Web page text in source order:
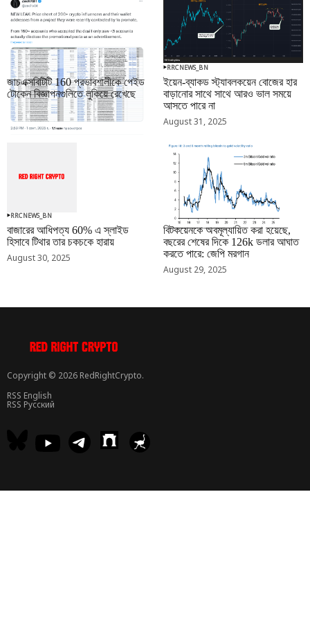
RRCNEWS_BN
জাচএক্সবিটিটি 160 প্রভাবশালীকে পেইড
টোকেন বিজ্ঞাপনগুলিতে লুকিয়ে রেখেছে
September 01, 2025
RRCNEWS_BN
ইয়েন-ব্যাকড স্ট্যাবলকয়েন বোজের হার
বাড়ানোর সাথে সাথে আরও ভাল সময়ে
আসতে পারে না
August 31, 2025
RRCNEWS_BN
বাজারের আধিপত্য 60% এ স্লাইড
হিসাবে টিথার তার চকচকে হারায়
August 30, 2025
RRCNEWS_BN
বিটকয়েনকে অবমূল্যায়িত করা হয়েছে,
বছরের শেষের দিকে 126k ডলার আঘাত
করতে পারে: জেপি মরগান
August 29, 2025
Copyright © 2026 RedRightCrypto.
RSS English
RSS Русский